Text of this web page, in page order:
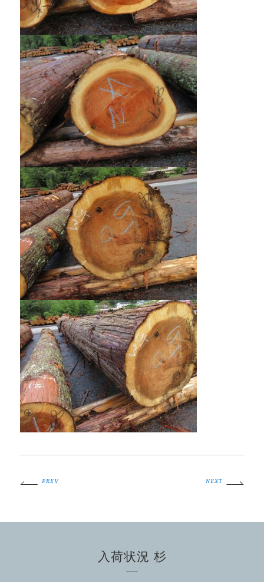
PREV NEXT
入荷状況 杉